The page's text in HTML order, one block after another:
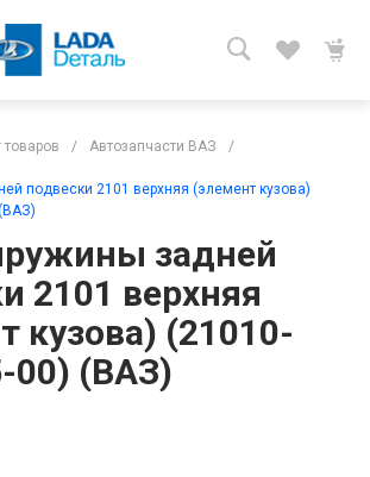
товаров / Автозапчасти ВАЗ
/
подвески 2101 верхняя (элемент кузова)
задней
2101 верхняя
кузова) (21010-
00) (ВАЗ)